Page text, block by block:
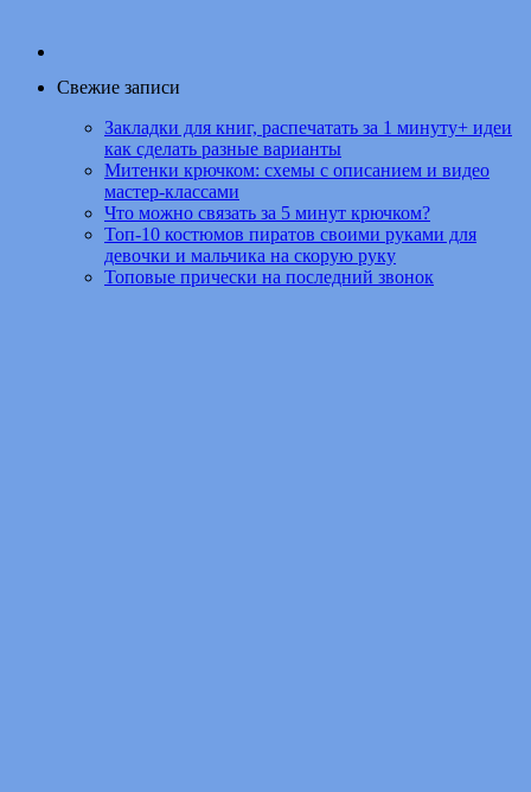
Свежие записи
Закладки для книг, распечатать за 1 минуту+ идеи
как сделать разные варианты
Митенки крючком: схемы с описанием и видео
мастер-классами
Что можно связать за 5 минут крючком?
Топ-10 костюмов пиратов своими руками для
девочки и мальчика на скорую руку
Топовые прически на последний звонок